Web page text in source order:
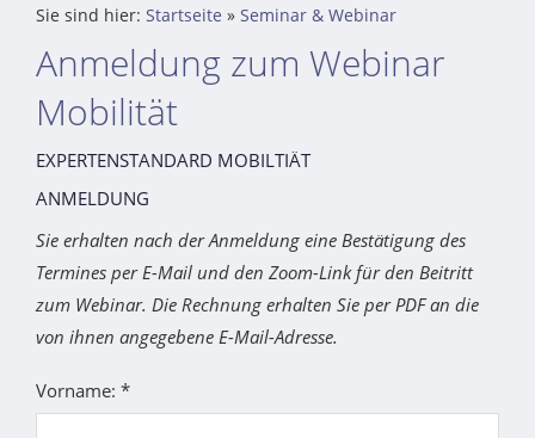
Sie sind hier: Startseite » Seminar & Webinar
Anmeldung zum Webinar
Mobilität
EXPERTENSTANDARD MOBILTIÄT
ANMELDUNG
Sie erhalten nach der Anmeldung eine Bestätigung des
Termines per E-Mail und den Zoom-Link für den Beitritt
zum Webinar. Die Rechnung erhalten Sie per PDF an die
von ihnen angegebene E-Mail-Adresse.
Vorname: *